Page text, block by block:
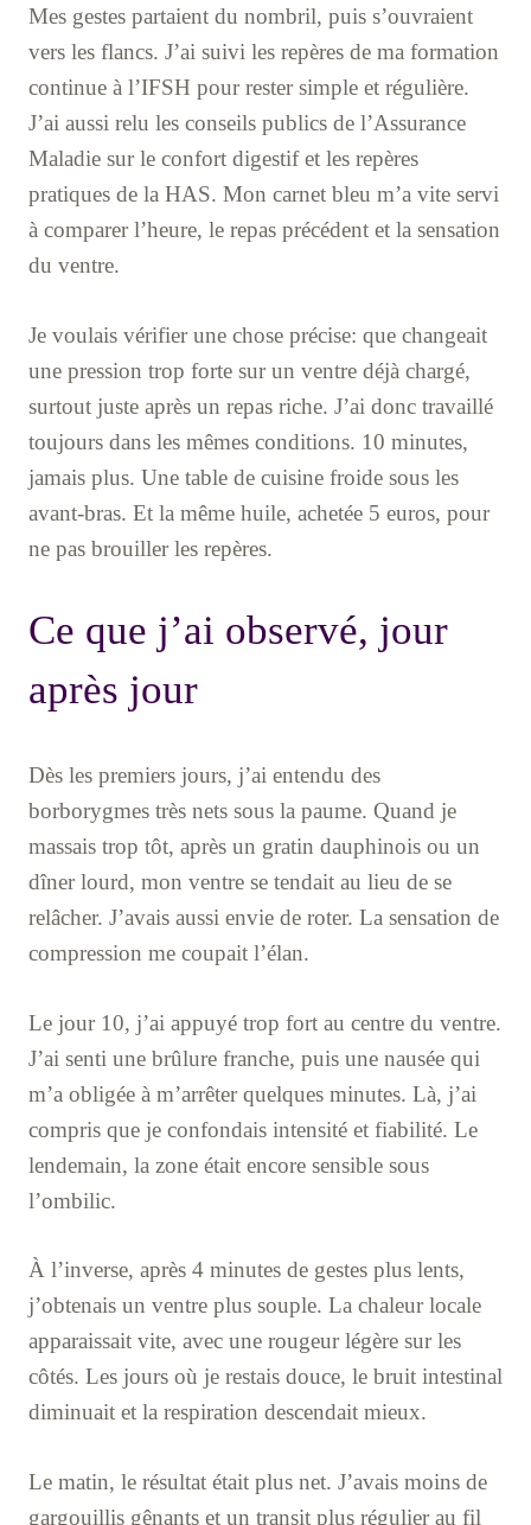
Mes gestes partaient du nombril, puis s’ouvraient
vers les flancs. J’ai suivi les repères de ma formation
continue à l’IFSH pour rester simple et régulière.
J’ai aussi relu les conseils publics de l’Assurance
Maladie sur le confort digestif et les repères
pratiques de la HAS. Mon carnet bleu m’a vite servi
à comparer l’heure, le repas précédent et la sensation
du ventre.
Je voulais vérifier une chose précise: que changeait
une pression trop forte sur un ventre déjà chargé,
surtout juste après un repas riche. J’ai donc travaillé
toujours dans les mêmes conditions. 10 minutes,
jamais plus. Une table de cuisine froide sous les
avant-bras. Et la même huile, achetée 5 euros, pour
ne pas brouiller les repères.
Ce que j’ai observé, jour
après jour
Dès les premiers jours, j’ai entendu des
borborygmes très nets sous la paume. Quand je
massais trop tôt, après un gratin dauphinois ou un
dîner lourd, mon ventre se tendait au lieu de se
relâcher. J’avais aussi envie de roter. La sensation de
compression me coupait l’élan.
Le jour 10, j’ai appuyé trop fort au centre du ventre.
J’ai senti une brûlure franche, puis une nausée qui
m’a obligée à m’arrêter quelques minutes. Là, j’ai
compris que je confondais intensité et fiabilité. Le
lendemain, la zone était encore sensible sous
l’ombilic.
À l’inverse, après 4 minutes de gestes plus lents,
j’obtenais un ventre plus souple. La chaleur locale
apparaissait vite, avec une rougeur légère sur les
côtés. Les jours où je restais douce, le bruit intestinal
diminuait et la respiration descendait mieux.
Le matin, le résultat était plus net. J’avais moins de
gargouillis gênants et un transit plus régulier au fil